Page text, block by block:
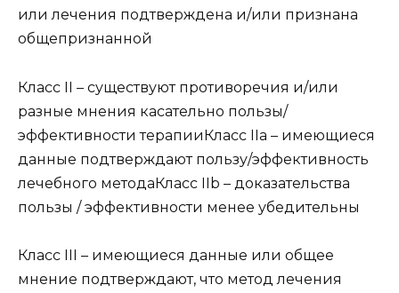
или лечения подтверждена и/или признана
общепризнанной
Класс II – существуют противоречия и/или
разные мнения касательно пользы/
эффективности терапииКласс IIа – имеющиеся
данные подтверждают пользу/эффективность
лечебного методаКласс IIb – доказательства
пользы / эффективности менее убедительны
Класс III – имеющиеся данные или общее
мнение подтверждают, что метод лечения